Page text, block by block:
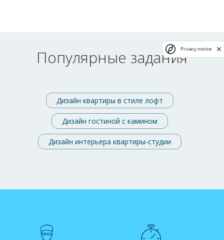
Популярные задания
Дизайн квартиры в стиле лофт
Дизайн гостиной с камином
Дизайн интерьера квартиры-студии
Privacy notice